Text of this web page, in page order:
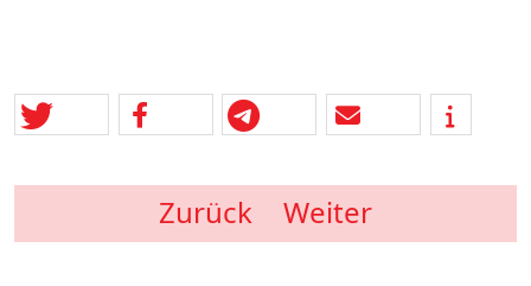
Zurück Weiter